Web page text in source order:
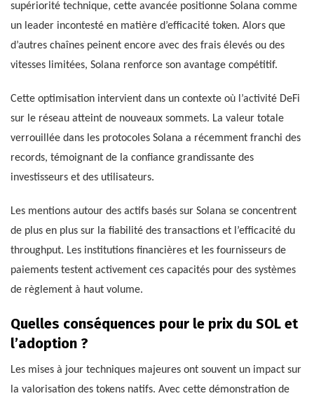
supériorité technique, cette avancée positionne Solana comme
un leader incontesté en matière d’efficacité token. Alors que
d’autres chaînes peinent encore avec des frais élevés ou des
vitesses limitées, Solana renforce son avantage compétitif.
Cette optimisation intervient dans un contexte où l’activité DeFi
sur le réseau atteint de nouveaux sommets. La valeur totale
verrouillée dans les protocoles Solana a récemment franchi des
records, témoignant de la confiance grandissante des
investisseurs et des utilisateurs.
Les mentions autour des actifs basés sur Solana se concentrent
de plus en plus sur la fiabilité des transactions et l’efficacité du
throughput. Les institutions financières et les fournisseurs de
paiements testent activement ces capacités pour des systèmes
de règlement à haut volume.
Quelles conséquences pour le prix du SOL et
l’adoption ?
Les mises à jour techniques majeures ont souvent un impact sur
la valorisation des tokens natifs. Avec cette démonstration de